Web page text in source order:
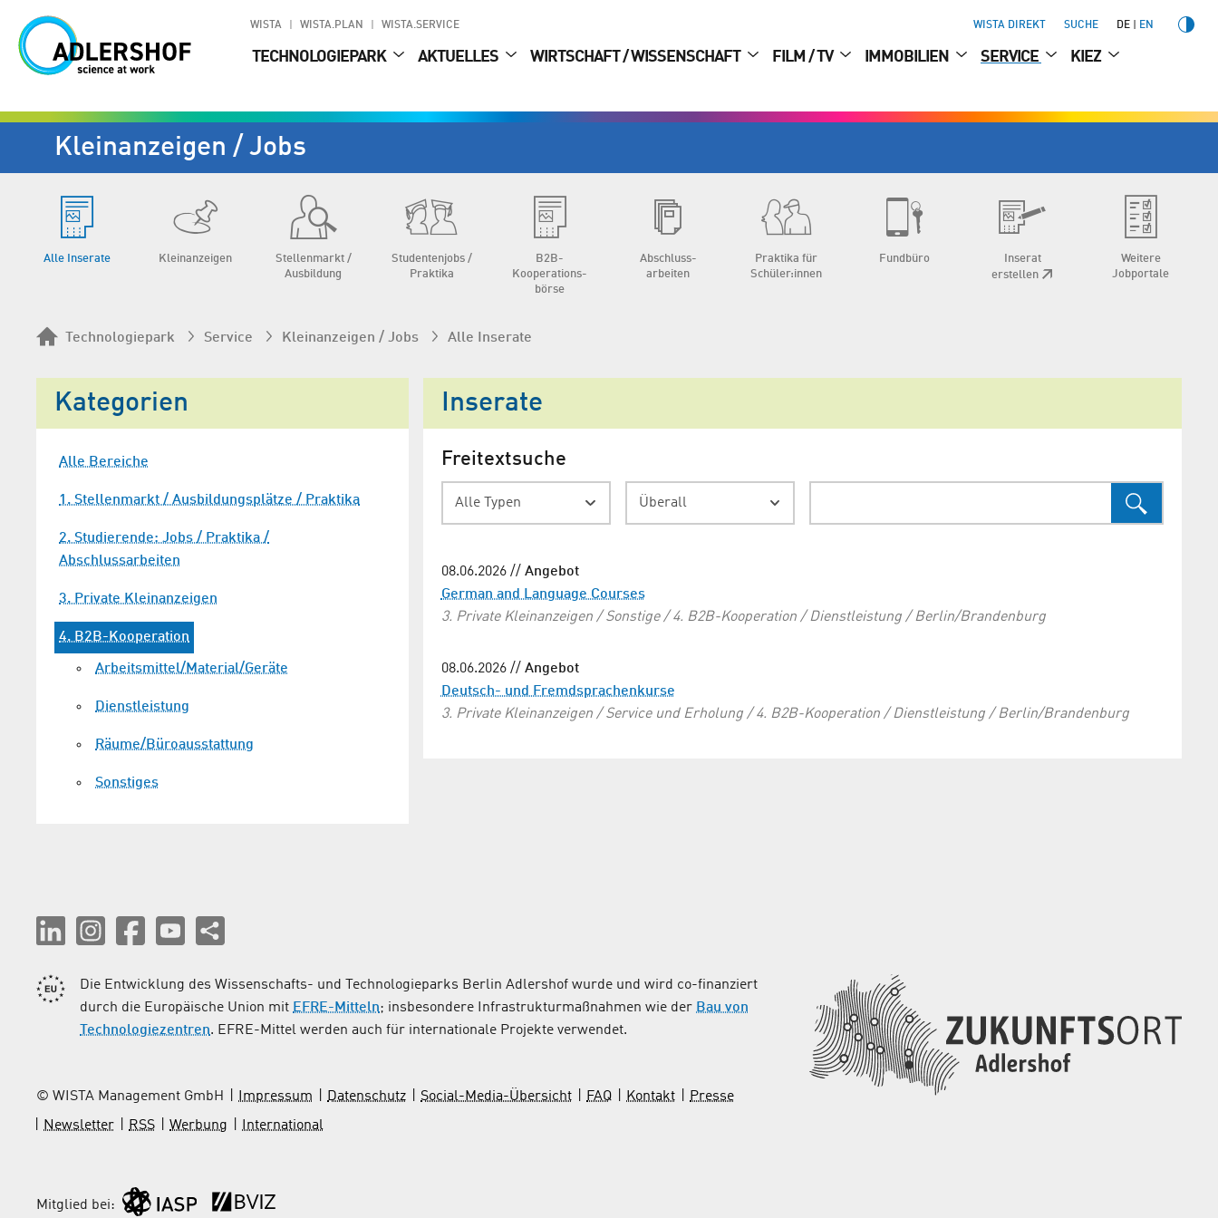
WISTA WISTA.PLAN WISTA.SERVICE WISTA DIREKT SUCHE DE EN
TECHNOLOGIEPARK AKTUELLES WIRTSCHAFT / WISSENSCHAFT FILM / TV IMMOBILIEN SERVICE KIEZ
Kleinanzeigen / Jobs
Alle Inserate Klein­anzeigen
Stellen­markt /
Aus­bildung
Studenten­jobs /
Praktika
B2B-
Kooperations­
börse
Abschluss­
arbeiten
Praktika für
Schüler:innen
Fundbüro
Inserat
erstellen
Weitere
Jobportale
Technologiepark Service Kleinanzeigen / Jobs Alle Inserate
Kategorien
Alle Bereiche
1. Stellenmarkt / Ausbildungsplätze / Praktika
2. Studierende: Jobs / Praktika /
Abschlussarbeiten
3. Private Kleinanzeigen
4. B2B-Kooperation
Arbeitsmittel/Material/Geräte
Dienstleistung
Räume/Büroausstattung
Sonstiges
Inserate
Freitextsuche
Alle Typen Überall
08.06.2026 // Angebot
German and Language Courses
3. Private Kleinanzeigen / Sonstige / 4. B2B-Kooperation / Dienstleistung / Berlin/Brandenburg
08.06.2026 // Angebot
Deutsch- und Fremdsprachenkurse
3. Private Kleinanzeigen / Service und Erholung / 4. B2B-Kooperation / Dienstleistung / Berlin/Brandenburg
Die Entwicklung des Wissenschafts- und Technologieparks Berlin Adlershof wurde und wird co-finanziert
durch die Europäische Union mit EFRE-Mitteln; insbesondere Infrastrukturmaßnahmen wie der Bau von
Technologiezentren. EFRE-Mittel werden auch für internationale Projekte verwendet.
© WISTA Management GmbH Impressum Datenschutz Social-Media-Übersicht FAQ Kontakt
Presse
Newsletter
RSS Werbung International
Mitglied bei: